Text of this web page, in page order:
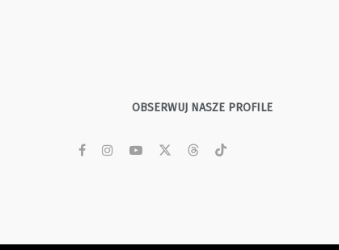
OBSERWUJ NASZE PROFILE